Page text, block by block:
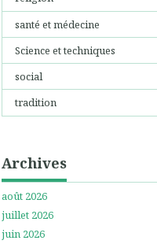
santé et médecine
Science et techniques
social
tradition
Archives
août 2026
juillet 2026
juin 2026